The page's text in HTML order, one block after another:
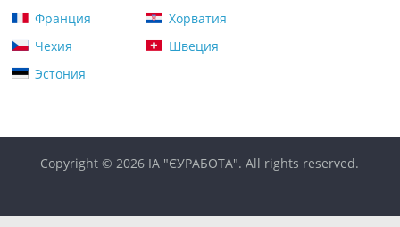
Франция
Хорватия
Чехия
Швеция
Эстония
Copyright © 2026 ІА "ЄУРАБОТА". All rights reserved.